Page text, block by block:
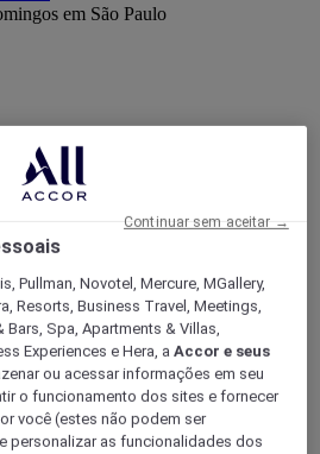
em São Paulo
Pullman, Novotel, Mercure, MGallery,
Resorts, Business Travel, Meetings,
Bars, Spa, Apartments & Villas,
Experiences e Hera, aAccor e seus
ou acessar informações em seu
o funcionamento dos sites e fornecer
você (estes não podem ser
personalizar as funcionalidades dos
Continuar sem aceitar →